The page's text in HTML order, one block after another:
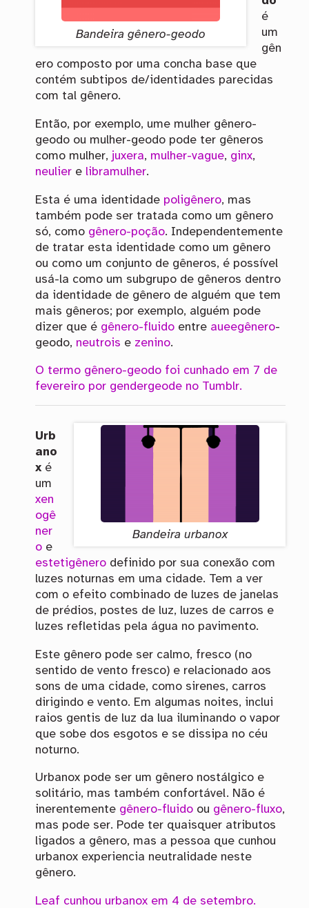
Bandeira gênero-geodo
é
um
gên
ero composto por uma concha base que
contém subtipos de/identidades parecidas
com tal gênero.
Então, por exemplo, ume mulher gênero-
geodo ou mulher-geodo pode ter gêneros
como mulher, juxera, mulher-vague, ginx,
neuliere libramulher.
Esta é uma identidade poligênero, mas
também pode ser tratada como um gênero
só, como gênero-poção. Independentemente
de tratar esta identidade como um gênero
ou como um conjunto de gêneros, é possível
usá-la como um subgrupo de gêneros dentro
da identidade de gênero de alguém que tem
mais gêneros; por exemplo, alguém pode
dizer que é gênero-fluidoentre aueegênero-
geodo, neutrois e zenino.
O termo gênero-geodo foi cunhado em 7 de
fevereiro por gendergeode no Tumblr.
Bandeira urbanox
Urb
ano
xé
um
xen
ogê
ner
oe
estetigênerodefinido por sua conexão com
luzes noturnas em uma cidade. Tem a ver
com o efeito combinado de luzes de janelas
de prédios, postes de luz, luzes de carros e
luzes refletidas pela água no pavimento.
Este gênero pode ser calmo, fresco (no
sentido de vento fresco) e relacionado aos
sons de uma cidade, como sirenes, carros
dirigindo e vento. Em algumas noites, inclui
raios gentis de luz da lua iluminando o vapor
que sobe dos esgotos e se dissipa no céu
noturno.
Urbanox pode ser um gênero nostálgico e
solitário, mas também confortável. Não é
inerentemente gênero-fluidoou gênero-fluxo,
mas pode ser. Pode ter quaisquer atributos
ligados a gênero, mas a pessoa que cunhou
urbanox experiencia neutralidade neste
gênero.
Leaf cunhou urbanox em 4 de setembro.